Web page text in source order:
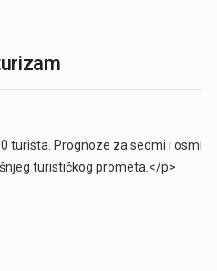
turista. Prognoze za sedmi i osmi